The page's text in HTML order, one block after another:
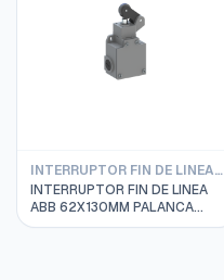
INTERRUPTOR FIN DE LINEA ABB
INTERRUPTOR FIN DE LINEA
ABB 62X130MM PALANCA
RODILLO 1 SENTIDO